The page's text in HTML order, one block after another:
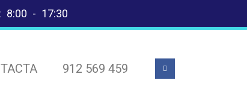
8:00 - 17:30
912 569 459